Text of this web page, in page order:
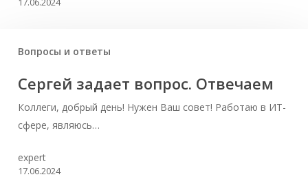
Вопросы и ответы
Сергей задает вопрос. Отвечаем
Коллеги, добрый день! Нужен Ваш совет! Работаю в ИТ-
сфере, являюсь…
expert
17.06.2024